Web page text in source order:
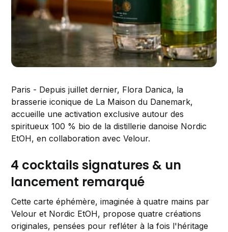
Paris - Depuis juillet dernier, Flora Danica, la
brasserie iconique de La Maison du Danemark,
accueille une activation exclusive autour des
spiritueux 100 % bio de la distillerie danoise Nordic
EtOH, en collaboration avec Velour.
4 cocktails signatures & un
lancement remarqué
Cette carte éphémère, imaginée à quatre mains par
Velour et Nordic EtOH, propose quatre créations
originales, pensées pour refléter à la fois l'héritage